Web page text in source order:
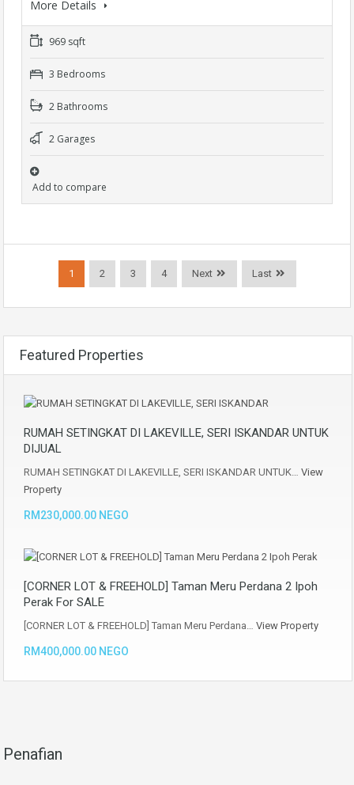
More Details
969 sqft
3 Bedrooms
2 Bathrooms
2 Garages
Add to compare
1 2 3 4 Next Last
Featured Properties
RUMAH SETINGKAT DI LAKEVILLE, SERI ISKANDAR UNTUK
DIJUAL
RUMAH SETINGKAT DI LAKEVILLE, SERI ISKANDAR UNTUK… View
Property
RM230,000.00 NEGO
[CORNER LOT & FREEHOLD] Taman Meru Perdana 2 Ipoh
Perak For SALE
[CORNER LOT & FREEHOLD] Taman Meru Perdana… View Property
RM400,000.00 NEGO
Penafian